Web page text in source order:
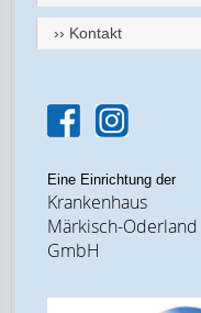
›› Kontakt
Eine Einrichtung der
Krankenhaus
Märkisch-Oderland
GmbH